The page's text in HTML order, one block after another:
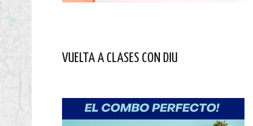
VUELTA A CLASES CON DIU